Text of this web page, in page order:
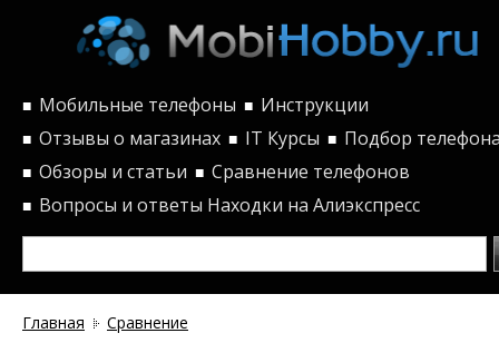
■ Мобильные телефоны ■ Инструкции
■ Отзывы о магазинах ■ IT Курсы ■ Подбор
■ Обзоры и статьи ■ Сравнение телефонов
■ Вопросы и ответы Находки на Алиэкспресс
Главная Сравнение